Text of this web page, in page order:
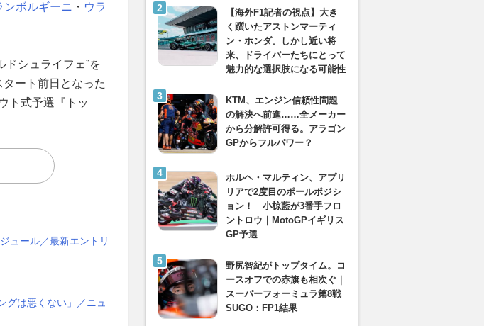
ンボルギーニ ・ ウラ
ドシュライフェ”を
ート前日となった
ト式予選『トッ
ュール／最新エントリ
グは悪くない」／ニュ
【海外F1記者の視点】大き
く躓いたアストンマーティ
ン・ホンダ。しかし近い将
来、ドライバーたちにとって
魅力的な選択肢になる可能性
KTM、エンジン信頼性問題
の解決へ前進……全メーカー
から分解許可得る。アラゴン
GPからフルパワー？
ホルヘ・マルティン、アプリ
リアで2度目のポールポジシ
ョン！ 小椋藍が3番手フロ
ントロウ｜MotoGPイギリス
GP予選
野尻智紀がトップタイム。コ
ースオフでの赤旗も相次ぐ｜
スーパーフォーミュラ第8戦
SUGO：FP1結果